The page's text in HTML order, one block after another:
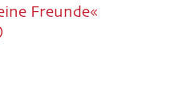
Freunde«